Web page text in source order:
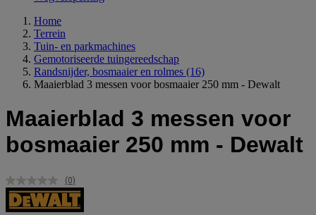
Home
Terrein
Tuin- en parkmachines
Gemotoriseerde tuingereedschap
Randsnijder, bosmaaier en rolmes (16)
Maaierblad 3 messen voor bosmaaier 250 mm - Dewalt
Maaierblad 3 messen voor
bosmaaier 250 mm - Dewalt
Geen
scorewaarde.
Dezelfde
(0)